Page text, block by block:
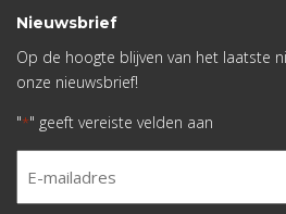
Nieuwsbrief
Op de hoogte blijven van het laatste
onze nieuwsbrief!
"*" geeft vereiste velden aan
mailadres